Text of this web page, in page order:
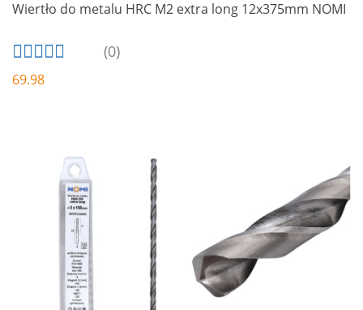
Wiertło do metalu HRC M2 extra long 12x375mm NOMI
(0)
69.98